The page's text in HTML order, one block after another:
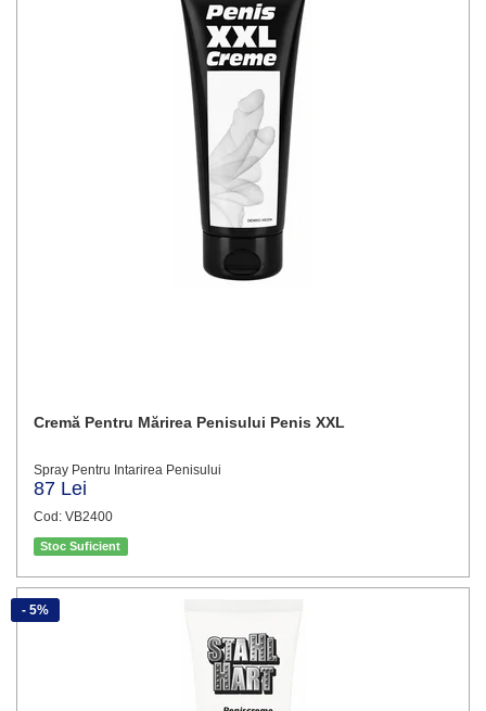
Cremă Pentru Mărirea Penisului Penis XXL
Spray Pentru Intarirea Penisului
87 Lei
Cod: VB2400
Stoc Suficient
- 5%